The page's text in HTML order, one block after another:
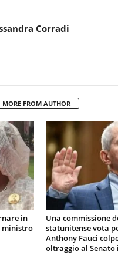
Corradi
MORE FROM AUTHOR
in
ministro
Una commissione
statunitense vota
Anthony Fauci
oltraggio al Senato